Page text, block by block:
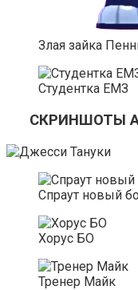
Злая зайка
Студентка ЕМЗ
СКРИНШОТЫ
Спраут новый
Хорус БО
Тренер Майк